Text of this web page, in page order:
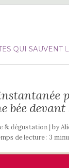
QUI SAUVENT
bée
& dégustation | by
de lecture : 3